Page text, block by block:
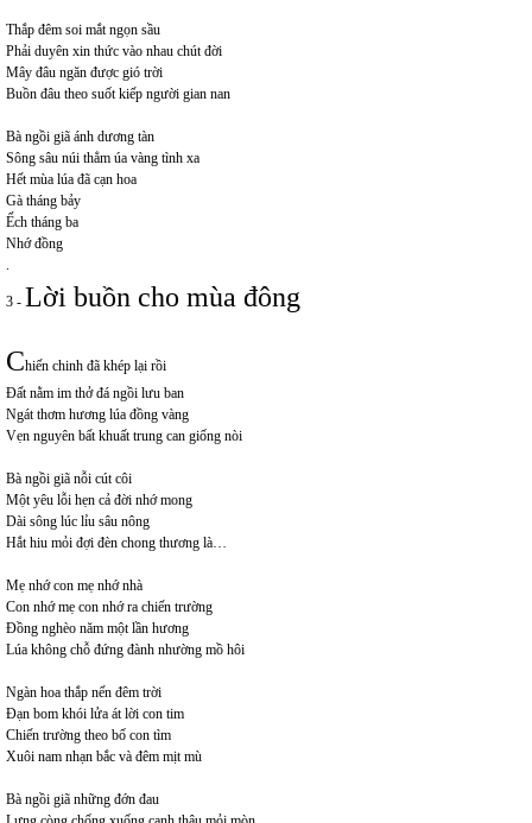
Thắp đêm soi mắt ngọn sầu
Phải duyên xin thức vào nhau chút đời
Mây đâu ngăn được gió trời
Buồn đâu theo suốt kiếp người gian nan
Bà ngồi giã ánh dương tàn
Sông sâu núi thẳm úa vàng tình xa
Hết mùa lúa đã cạn hoa
Gà tháng bảy
Ếch tháng ba
Nhớ đồng
.
3 - Lời buồn cho mùa đông
Chiến chinh đã khép lại rồi
Đất nằm im thở đá ngồi lưu ban
Ngát thơm hương lúa đồng vàng
Vẹn nguyên bất khuất trung can giống nòi
Bà ngồi giã nỗi cút côi
Một yêu lỗi hẹn cả đời nhớ mong
Dài sông lúc lỉu sâu nông
Hắt hiu mỏi đợi đèn chong thương là…
Mẹ nhớ con mẹ nhớ nhà
Con nhớ mẹ con nhớ ra chiến trường
Đồng nghèo năm một lần hương
Lúa không chỗ đứng đành nhường mồ hôi
Ngàn hoa thắp nến đêm trời
Đạn bom khói lửa át lời con tim
Chiến trường theo bố con tìm
Xuôi nam nhạn bắc và đêm mịt mù
Bà ngồi giã những đớn đau